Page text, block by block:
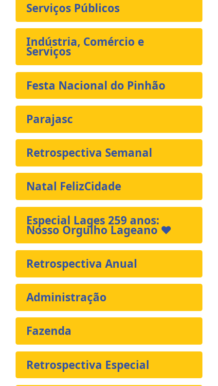
Serviços Públicos
Indústria, Comércio e
Serviços
Festa Nacional do Pinhão
Parajasc
Retrospectiva Semanal
Natal FelizCidade
Especial Lages 259 anos:
Nosso Orgulho Lageano ❤️
Retrospectiva Anual
Administração
Fazenda
Retrospectiva Especial